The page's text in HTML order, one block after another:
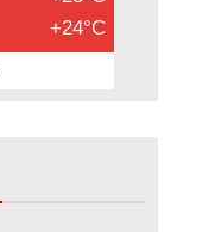
+24°C